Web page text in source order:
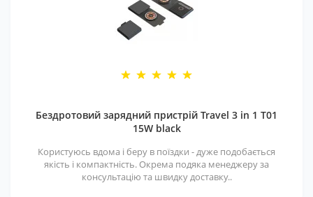
Бездротовий зарядний пристрій Travel 3 in 1 T01
15W black
Користуюсь вдома і беру в поїздки - дуже подобається
якість і компактність. Окрема подяка менеджеру за
консультацію та швидку доставку..